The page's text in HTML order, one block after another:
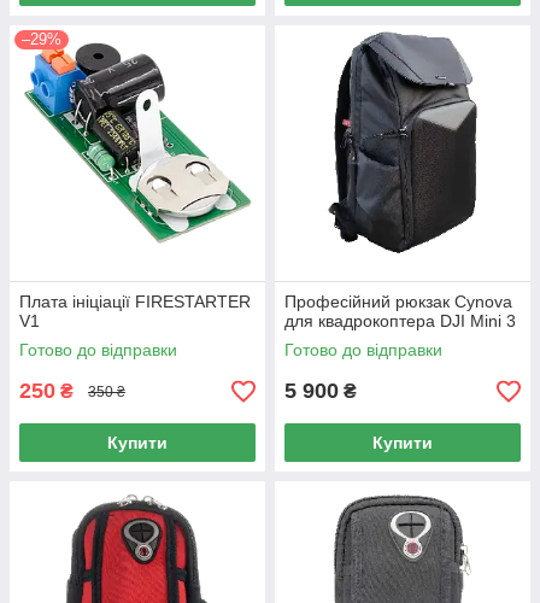
–29%
Плата ініціації FIRESTARTER
V1
Готово до відправки
250 ₴ 350 ₴
Купити
Професійний рюкзак Cynova
для квадрокоптера DJI Mini 3
Готово до відправки
5 900 ₴
Купити